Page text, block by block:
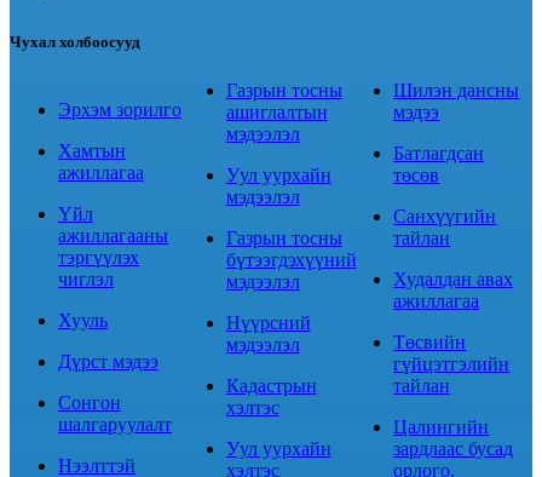
Чухал холбоосууд
Эрхэм зорилго
Хамтын
ажиллагаа
Үйл
ажиллагааны
тэргүүлэх
чиглэл
Хууль
Дүрст мэдээ
Сонгон
шалгаруулалт
Нээлттэй
Газрын тосны
ашиглалтын
мэдээлэл
Уул уурхайн
мэдээлэл
Газрын тосны
бүтээгдэхүүний
мэдээлэл
Нүүрсний
мэдээлэл
Кадастрын
хэлтэс
Уул уурхайн
хэлтэс
Шилэн дансны
мэдээ
Батлагдсан
төсөв
Санхүүгийн
тайлан
Худалдан авах
ажиллагаа
Төсвийн
гүйцэтгэлийн
тайлан
Цалингийн
зардлаас бусад
орлого,